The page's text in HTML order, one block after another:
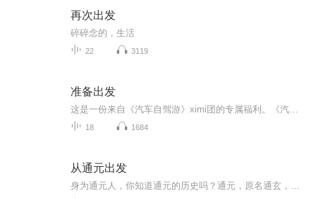
再次出发
碎碎念的，生活
22 3119
准备出发
18 1684
从通元出发